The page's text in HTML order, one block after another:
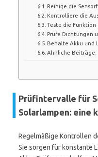
Reinige die
Kontrolliere die
Teste die Funktion
Prüfe Dichtungen
Behalte Akku und
Ähnliche Beiträge:
Prüfintervalle für
Solarlampen: eine
Regelmäßige Kontrollen
Sie sorgen für konstante